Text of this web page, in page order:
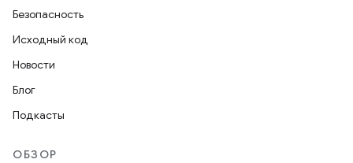
Безопасность
Исходный код
Новости
Блог
Подкасты
ОБЗОР